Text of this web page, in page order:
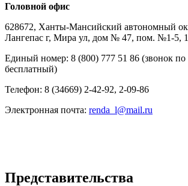
Головной офис
628672, Ханты-Мансийский автономный
Лангепас г, Мира ул, дом № 47, пом. №1-5,
Единый номер: 8 (800) 777 51 86 (звонок по
бесплатный)
Телефон: 8 (34669) 2-42-92, 2-09-86
Электронная почта: renda_l@mail.ru
Представительства